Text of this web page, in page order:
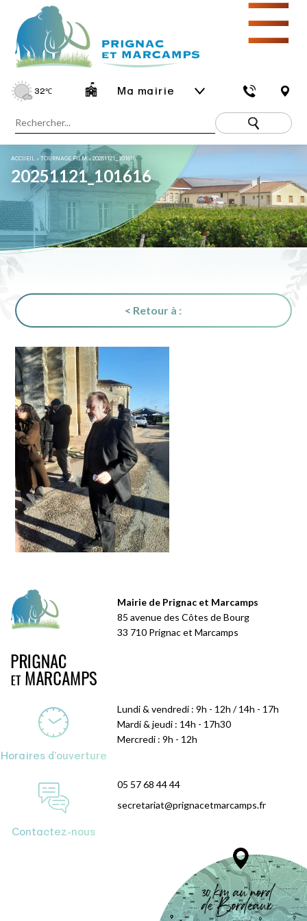
32℃ Ma mairie
☰
ACCUEIL »TOURNAGE FILM»20251121_101616
20251121_101616
< Retour à :
Mairie de Prignac et Marcamps
85 avenue des Côtes de Bourg
33 710 Prignac et Marcamps
Horaires d'ouverture
Lundi & vendredi : 9h - 12h / 14h - 17h
Mardi & jeudi : 14h - 17h30
Mercredi : 9h - 12h
Contactez-nous
05 57 68 44 44
secretariat@prignacetmarcamps.fr